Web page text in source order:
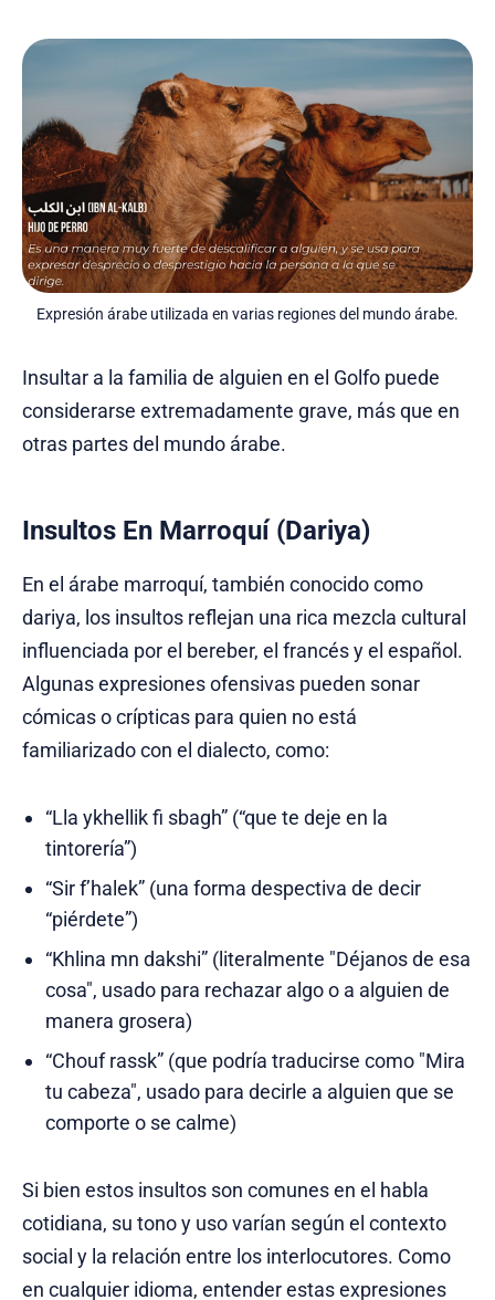
Expresión árabe utilizada en varias regiones del mundo árabe.
Insultar a la familia de alguien en el Golfo puede
considerarse extremadamente grave, más que en
otras partes del mundo árabe.
Insultos En Marroquí (Dariya)
En el árabe marroquí, también conocido como
dariya, los insultos reflejan una rica mezcla cultural
influenciada por el bereber, el francés y el español.
Algunas expresiones ofensivas pueden sonar
cómicas o crípticas para quien no está
familiarizado con el dialecto, como:
“Lla ykhellik fi sbagh” (“que te deje en la
tintorería”)
“Sir f’halek” (una forma despectiva de decir
“piérdete”)
“Khlina mn dakshi” (literalmente "Déjanos de esa
cosa", usado para rechazar algo o a alguien de
manera grosera)
“Chouf rassk” (que podría traducirse como "Mira
tu cabeza", usado para decirle a alguien que se
comporte o se calme)
Si bien estos insultos son comunes en el habla
cotidiana, su tono y uso varían según el contexto
social y la relación entre los interlocutores. Como
en cualquier idioma, entender estas expresiones